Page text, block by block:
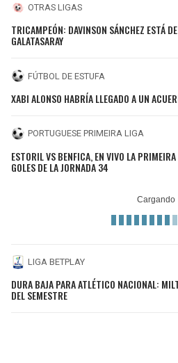
OTRAS LIGAS
TRICAMPEÓN: DAVINSON SÁNCHEZ ESTÁ
GALATASARAY
FÚTBOL DE ESTUFA
XABI ALONSO HABRÍA LLEGADO A UN
PORTUGUESE PRIMEIRA LIGA
ESTORIL VS BENFICA, EN VIVO LA
GOLES DE LA JORNADA 34
LIGA BETPLAY
DURA BAJA PARA ATLÉTICO NACIONAL:
DEL SEMESTRE